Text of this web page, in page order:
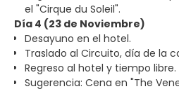
el "Cirque du Soleil".
Día 4 (23 de Noviembre)
Desayuno en el hotel.
Traslado al Circuito, día de la
Regreso al hotel y tiempo libre.
Sugerencia: Cena en "The